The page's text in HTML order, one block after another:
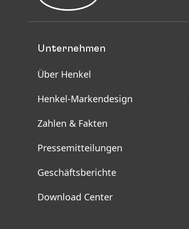
Unternehmen
Über Henkel
Henkel-Markendesign
Zahlen & Fakten
Pressemitteilungen
Geschäftsberichte
Download Center